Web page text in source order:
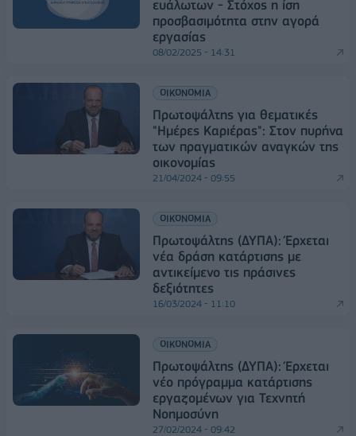
ευάλωτων - Στόχος η ίση
προσβασιμότητα στην αγορά
εργασίας
08/02/2025 - 14:31
ΟΙΚΟΝΟΜΙΑ
Πρωτοψάλτης για θεματικές
"Ημέρες Καριέρας": Στον πυρήνα
των πραγματικών αναγκών της
οικονομίας
21/04/2024 - 09:55
ΟΙΚΟΝΟΜΙΑ
Πρωτοψάλτης (ΔΥΠΑ): Έρχεται
νέα δράση κατάρτισης με
αντικείμενο τις πράσινες
δεξιότητες
16/03/2024 - 11:10
ΟΙΚΟΝΟΜΙΑ
Πρωτοψάλτης (ΔΥΠΑ): Έρχεται
νέο πρόγραμμα κατάρτισης
εργαζομένων για Τεχνητή
Νοημοσύνη
27/02/2024 - 09:42